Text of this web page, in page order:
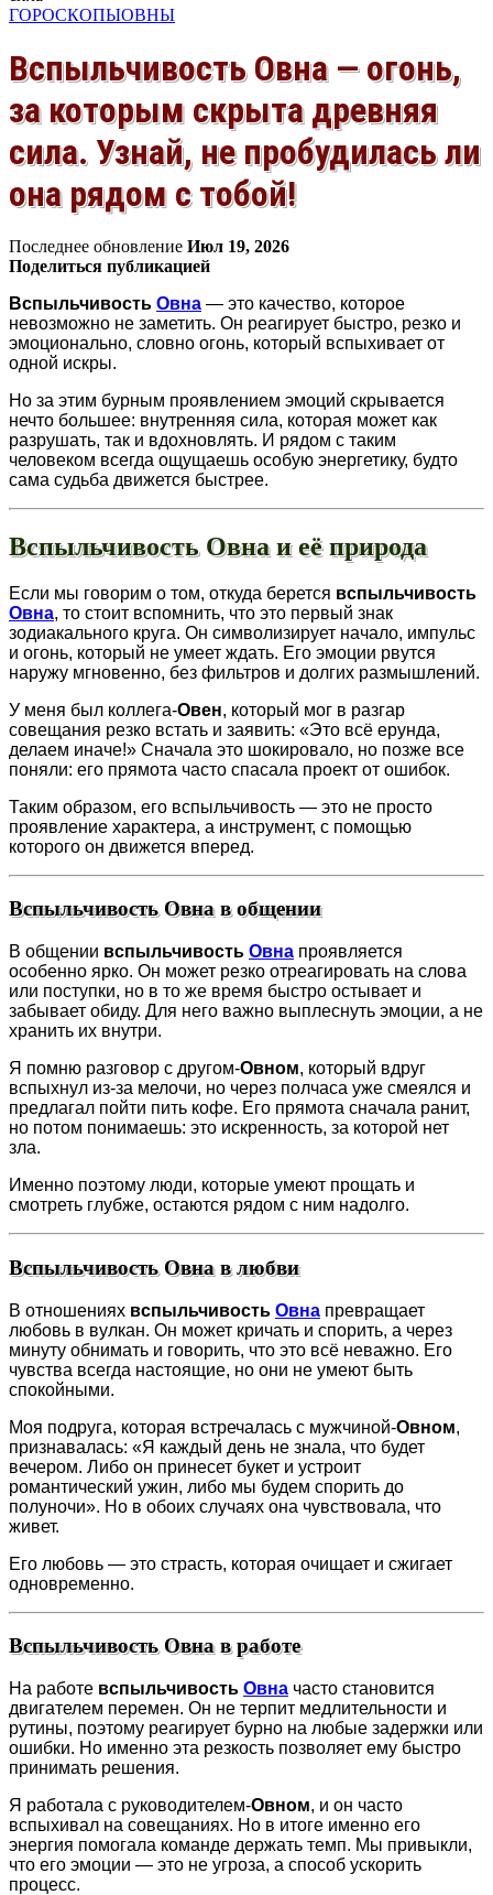
ГОРОСКОПЫОВНЫ
Вспыльчивость Овна — огонь,
за которым скрыта древняя
сила. Узнай, не пробудилась ли
она рядом с тобой!
Последнее обновление Июл 19, 2026
Поделиться публикацией
Вспыльчивость Овна — это качество, которое
невозможно не заметить. Он реагирует быстро, резко и
эмоционально, словно огонь, который вспыхивает от
одной искры.
Но за этим бурным проявлением эмоций скрывается
нечто большее: внутренняя сила, которая может как
разрушать, так и вдохновлять. И рядом с таким
человеком всегда ощущаешь особую энергетику, будто
сама судьба движется быстрее.
Вспыльчивость Овна и её природа
Если мы говорим о том, откуда берется вспыльчивость
Овна, то стоит вспомнить, что это первый знак
зодиакального круга. Он символизирует начало, импульс
и огонь, который не умеет ждать. Его эмоции рвутся
наружу мгновенно, без фильтров и долгих размышлений.
У меня был коллега-Овен, который мог в разгар
совещания резко встать и заявить: «Это всё ерунда,
делаем иначе!» Сначала это шокировало, но позже все
поняли: его прямота часто спасала проект от ошибок.
Таким образом, его вспыльчивость — это не просто
проявление характера, а инструмент, с помощью
которого он движется вперед.
Вспыльчивость Овна в общении
В общении вспыльчивость Овна проявляется
особенно ярко. Он может резко отреагировать на слова
или поступки, но в то же время быстро остывает и
забывает обиду. Для него важно выплеснуть эмоции, а не
хранить их внутри.
Я помню разговор с другом-Овном, который вдруг
вспыхнул из-за мелочи, но через полчаса уже смеялся и
предлагал пойти пить кофе. Его прямота сначала ранит,
но потом понимаешь: это искренность, за которой нет
зла.
Именно поэтому люди, которые умеют прощать и
смотреть глубже, остаются рядом с ним надолго.
Вспыльчивость Овна в любви
В отношениях вспыльчивость Овна превращает
любовь в вулкан. Он может кричать и спорить, а через
минуту обнимать и говорить, что это всё неважно. Его
чувства всегда настоящие, но они не умеют быть
спокойными.
Моя подруга, которая встречалась с мужчиной-Овном,
признавалась: «Я каждый день не знала, что будет
вечером. Либо он принесет букет и устроит
романтический ужин, либо мы будем спорить до
полуночи». Но в обоих случаях она чувствовала, что
живет.
Его любовь — это страсть, которая очищает и сжигает
одновременно.
Вспыльчивость Овна в работе
На работе вспыльчивость Овна часто становится
двигателем перемен. Он не терпит медлительности и
рутины, поэтому реагирует бурно на любые задержки или
ошибки. Но именно эта резкость позволяет ему быстро
принимать решения.
Я работала с руководителем-Овном, и он часто
вспыхивал на совещаниях. Но в итоге именно его
энергия помогала команде держать темп. Мы привыкли,
что его эмоции — это не угроза, а способ ускорить
процесс.